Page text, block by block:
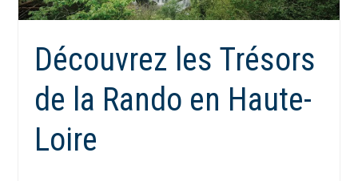
Découvrez les Trésors
de la Rando en Haute-
Loire